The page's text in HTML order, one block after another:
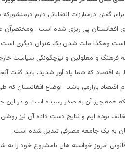
گفتن درمبارزات انتخاباتی دارم
افغانستان پی ریزی شده است . ومختصرآن
است وهکذا ملت شدن یک عنوان دیگری است.
فرهنگ و معلولین و نیزچگونگی سیاست
به اقتصاد که شما یاد آور شدید، باید گفت
اقتصاد بازارمی باشد . اوضاع افغانستان
همه چیز آن به صفر رسیده است و در این جا
بوده ایم و نتایج دست داده آن نیز
به یک جامعه مصرفی تبدیل شده است.
امروز خواسته های نامشروع خود را